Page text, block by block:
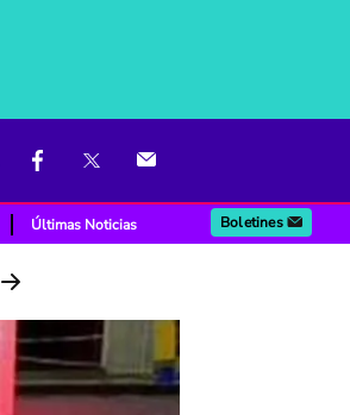
Últimas Noticias Boletines